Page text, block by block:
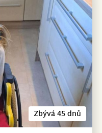
Zbývá 45 dnů